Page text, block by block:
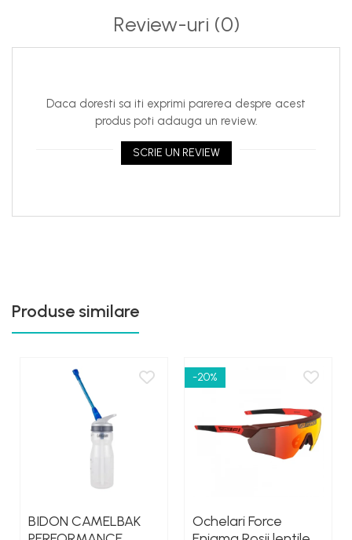
Review-uri (0)
Daca doresti sa iti exprimi parerea despre acest
produs poti adauga un review.
SCRIE UN REVIEW
Produse similare
BIDON CAMELBAK
-20%
Ochelari Force